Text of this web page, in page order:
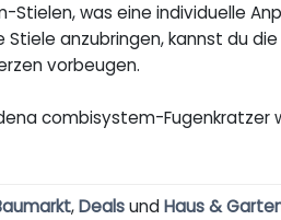
Stielen, was eine individuelle
Stiele anzubringen, kannst du
vorbeugen.
combisystem-Fugenkratzer
,DealsundHaus &